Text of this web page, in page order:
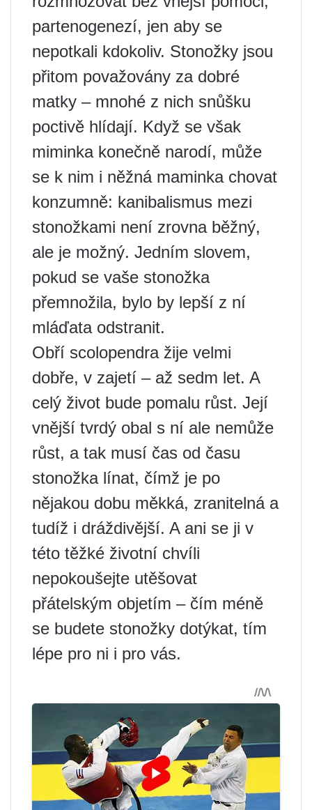
partenogenezí, jen aby se
nepotkali kdokoliv. Stonožky jsou
přitom považovány za dobré
matky – mnohé z nich snůšku
poctivě hlídají. Když se však
miminka konečně narodí, může
se k nim i něžná maminka chovat
konzumně: kanibalismus mezi
stonožkami není zrovna běžný,
ale je možný. Jedním slovem,
pokud se vaše stonožka
přemnožila, bylo by lepší z ní
mláďata odstranit.
Obří scolopendra žije velmi
dobře, v zajetí – až sedm let. A
celý život bude pomalu růst. Její
vnější tvrdý obal s ní ale nemůže
růst, a tak musí čas od času
stonožka línat, čímž je po
nějakou dobu měkká, zranitelná a
tudíž i dráždivější. A ani se ji v
této těžké životní chvíli
nepokoušejte utěšovat
přátelským objetím – čím méně
se budete stonožky dotýkat, tím
lépe pro ni i pro vás.